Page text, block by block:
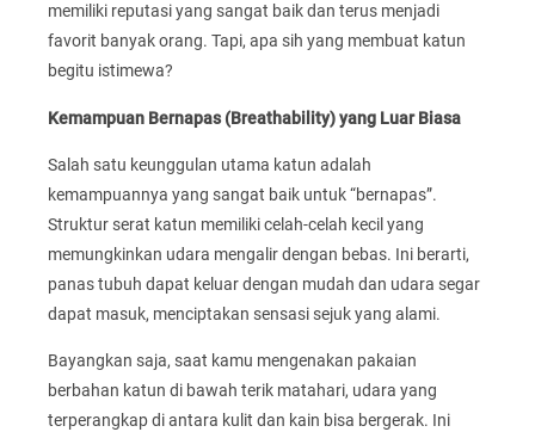
memiliki reputasi yang sangat baik dan terus menjadi
favorit banyak orang. Tapi, apa sih yang membuat katun
begitu istimewa?
Kemampuan Bernapas (Breathability) yang Luar Biasa
Salah satu keunggulan utama katun adalah
kemampuannya yang sangat baik untuk “bernapas”.
Struktur serat katun memiliki celah-celah kecil yang
memungkinkan udara mengalir dengan bebas. Ini berarti,
panas tubuh dapat keluar dengan mudah dan udara segar
dapat masuk, menciptakan sensasi sejuk yang alami.
Bayangkan saja, saat kamu mengenakan pakaian
berbahan katun di bawah terik matahari, udara yang
terperangkap di antara kulit dan kain bisa bergerak. Ini